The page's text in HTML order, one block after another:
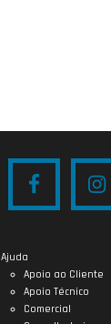
Ajuda
Apoio ao Cliente
Apoio Técnico
Comercial